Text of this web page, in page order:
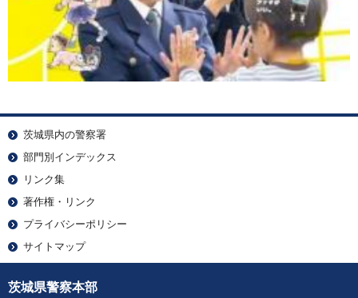
茨城県内の警察署
部門別インデックス
リンク集
著作権・リンク
プライバシーポリシー
サイトマップ
茨城県警察本部